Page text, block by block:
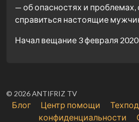
— об опасностях и
справиться настоящие
Начал вещание 3 февраля 2020
© 2026 ANTIFRIZ TV
Блог Центр помощи
конфиденциальности